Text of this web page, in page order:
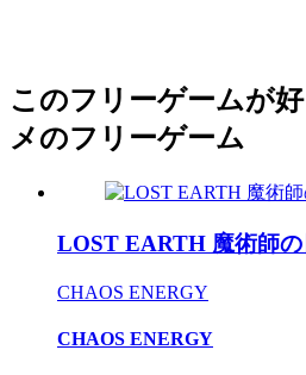
このフリーゲームが
メのフリーゲーム
LOST EARTH 魔術師の
CHAOS ENERGY
CHAOS ENERGY